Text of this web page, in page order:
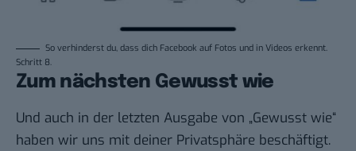
So verhinderst du, dass dich Facebook auf Fotos und in Videos erkennt.
Schritt 8.
Zum nächsten Gewusst wie
Und auch in der letzten Ausgabe von „Gewusst wie“
haben wir uns mit deiner Privatsphäre beschäftigt.